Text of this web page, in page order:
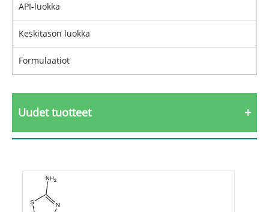
API-luokka
Keskitason luokka
Formulaatiot
Uudet tuotteet